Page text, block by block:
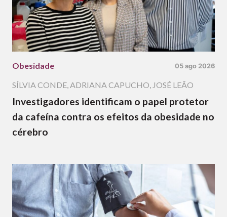
Obesidade 05 ago 2026
SÍLVIA CONDE,ADRIANA CAPUCHO, JOSÉ LEÃO
Investigadores identificam o papel protetor
da cafeína contra os efeitos da obesidade no
cérebro